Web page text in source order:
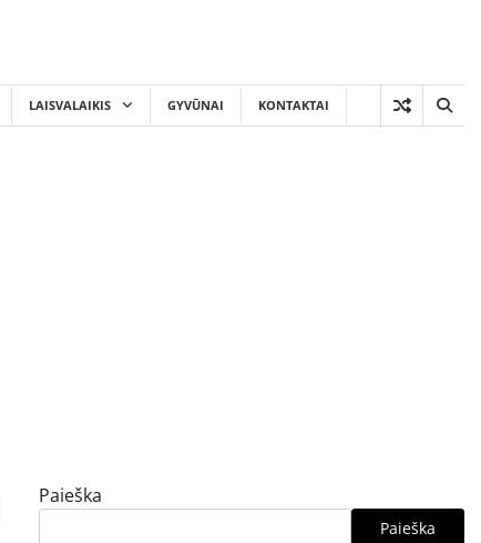
LAISVALAIKIS GYVŪNAI KONTAKTAI
Paieška
Paieška